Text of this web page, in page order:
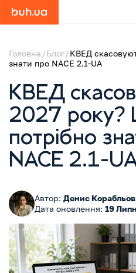
Головна Блог КВЕД
знати про NACE 2.1-UA
КВЕД
2027 року?
потрібно
NACE 2.1-
Автор: Денис Корабльов
Дата оновлення: 19